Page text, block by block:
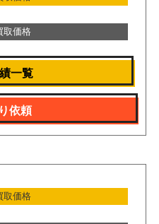
取価格
一覧
依頼
取価格